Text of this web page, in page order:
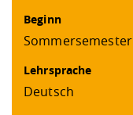
Beginn
Sommersemester
Lehrsprache
Deutsch